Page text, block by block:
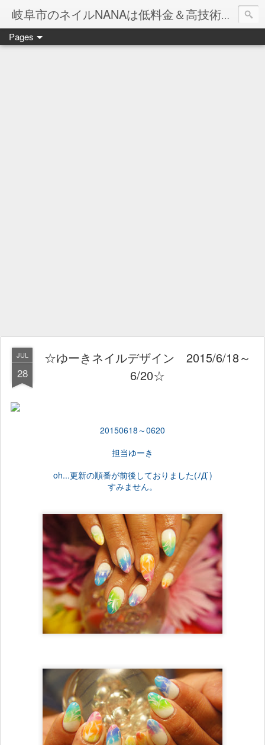
岐阜市のネイルNANAは低料金＆高技術のお店
ネイル岐阜市NANAです♪♪
Pages
JUL
28
☆ゆーきネイルデザイン 2015/6/18～
6/20☆
20150618～0620
担当ゆーき
oh...更新の順番が前後しておりました(ﾉД`)
すみません。